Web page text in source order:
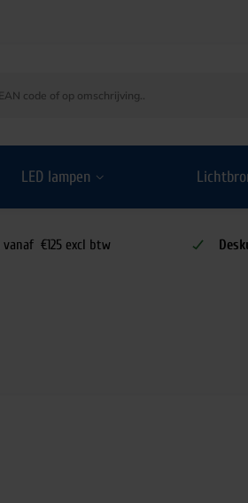
LED lampen
vanaf €125 excl btw